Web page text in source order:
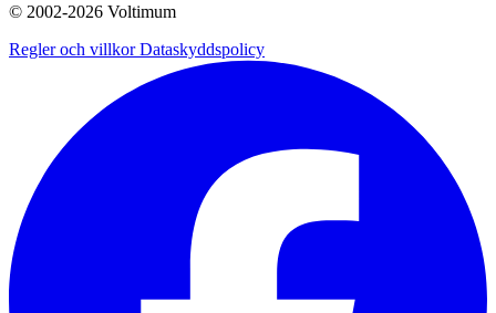
© 2002-2026 Voltimum
Regler och villkorDataskyddspolicy